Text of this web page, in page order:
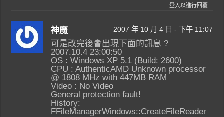
登入以進行回覆
神魔 2007 年 10 月 4 日 - 下午 11:07
可是改完後會出現下面的訊息 ?
2007.10.4 23:00:50
OS : Windows XP 5.1 (Build: 2600)
CPU : AuthenticAMD Unknown processor
@ 1808 MHz with 447MB RAM
Video : No Video
General protection fault!
History:
FFileManagerWindows::CreateFileReader